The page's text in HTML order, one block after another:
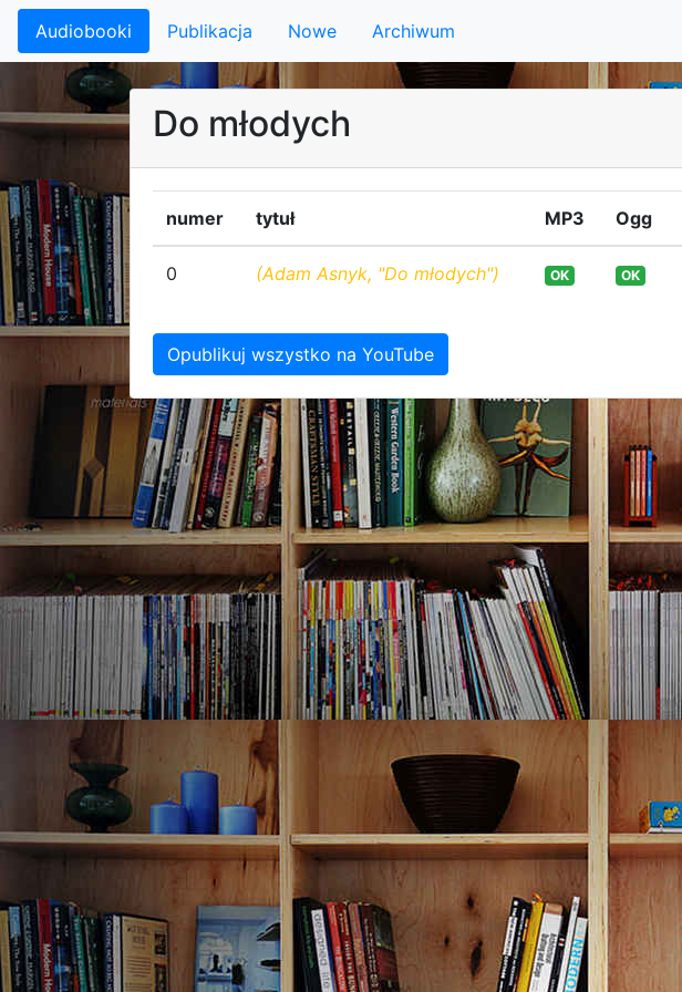
Audiobooki Publikacja Nowe Archiwum
Do młodych
numer tytuł MP3 Ogg
0 (Adam Asnyk, "Do młodych") OK OK
Opublikuj wszystko na YouTube